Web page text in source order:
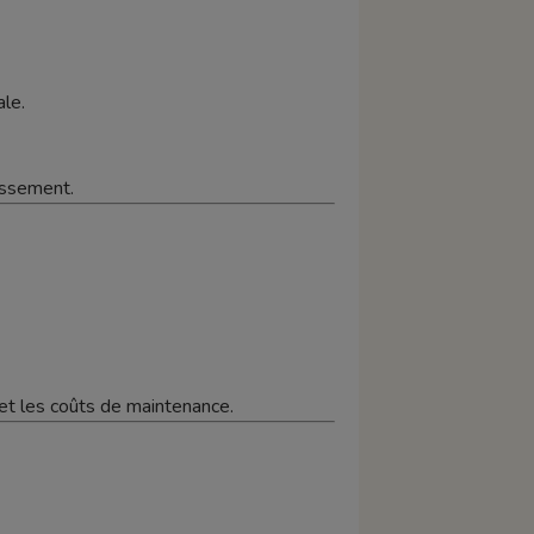
les coûts de maintenance.